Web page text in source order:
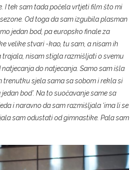
I tek sam tada počela vrtjeti film što mi
Od toga da sam izgubila plasman
jedan bod, pa europsko finale za
velike stvari -kao, tu sam, a nisam ih
trajala, nisam stigla razmišljati o svemu
do natjecanja. Samo sam išla
trenutku sjela sama sa sobom i rekla si
jedan bod’. Na to suočavanje same sa
i naravno da sam razmišljala ‘ima li se
sam odustati od gimnastike. Pala sam